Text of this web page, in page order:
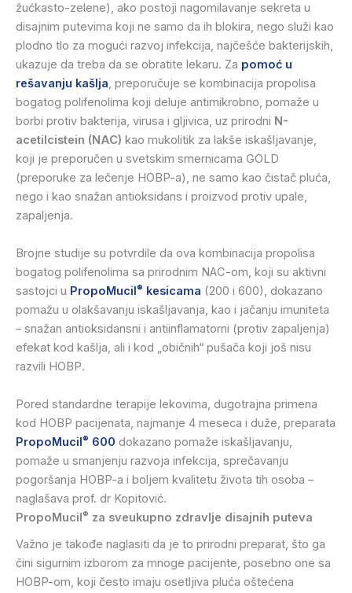
žućkasto-zelene), ako postoji nagomilavanje sekreta u
disajnim putevima koji ne samo da ih blokira, nego služi kao
plodno tlo za mogući razvoj infekcija, najčešće bakterijskih,
ukazuje da treba da se obratite lekaru. Za pomoć u
rešavanju kašlja, preporučuje se kombinacija propolisa
bogatog polifenolima koji deluje antimikrobno, pomaže u
borbi protiv bakterija, virusa i gljivica, uz prirodni N-
acetilcistein (NAC) kao mukolitik za lakše iskašljavanje,
koji je preporučen u svetskim smernicama GOLD
(preporuke za lečenje HOBP-a), ne samo kao čistač pluća,
nego i kao snažan antioksidans i proizvod protiv upale,
zapaljenja.
Brojne studije su potvrdile da ova kombinacija propolisa
bogatog polifenolima sa prirodnim NAC-om, koji su aktivni
sastojci u PropoMucil® kesicama (200 i 600), dokazano
pomažu u olakšavanju iskašljavanja, kao i jačanju imuniteta
– snažan antioksidansni i antiinflamatorni (protiv zapaljenja)
efekat kod kašlja, ali i kod „običnih“ pušača koji još nisu
razvili HOBP.
Pored standardne terapije lekovima, dugotrajna primena
kod HOBP pacijenata, najmanje 4 meseca i duže, preparata
PropoMucil® 600 dokazano pomaže iskašljavanju,
pomaže u smanjenju razvoja infekcija, sprečavanju
pogoršanja HOBP-a i boljem kvalitetu života tih osoba –
naglašava prof. dr Kopitović.
PropoMucil® za sveukupno zdravlje disajnih puteva
Važno je takođe naglasiti da je to prirodni preparat, što ga
čini sigurnim izborom za mnoge pacijente, posebno one sa
HOBP-om, koji često imaju osetljiva pluća oštećena